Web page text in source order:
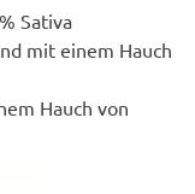
Sativa
mit einem Hauch
Hauch von